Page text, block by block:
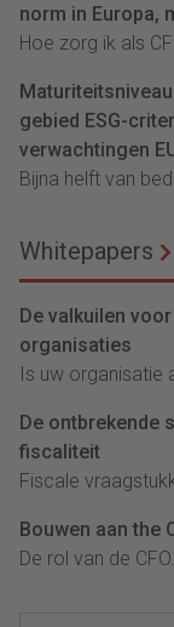
norm in Europa,
Hoe zorg ik als
gebied ESG-
verwachtingen
Bijna helft van
Whitepapers
De valkuilen
organisaties
Is uw organisatie
De ontbrekende
fiscaliteit
Fiscale
Bouwen aan the
De rol van de